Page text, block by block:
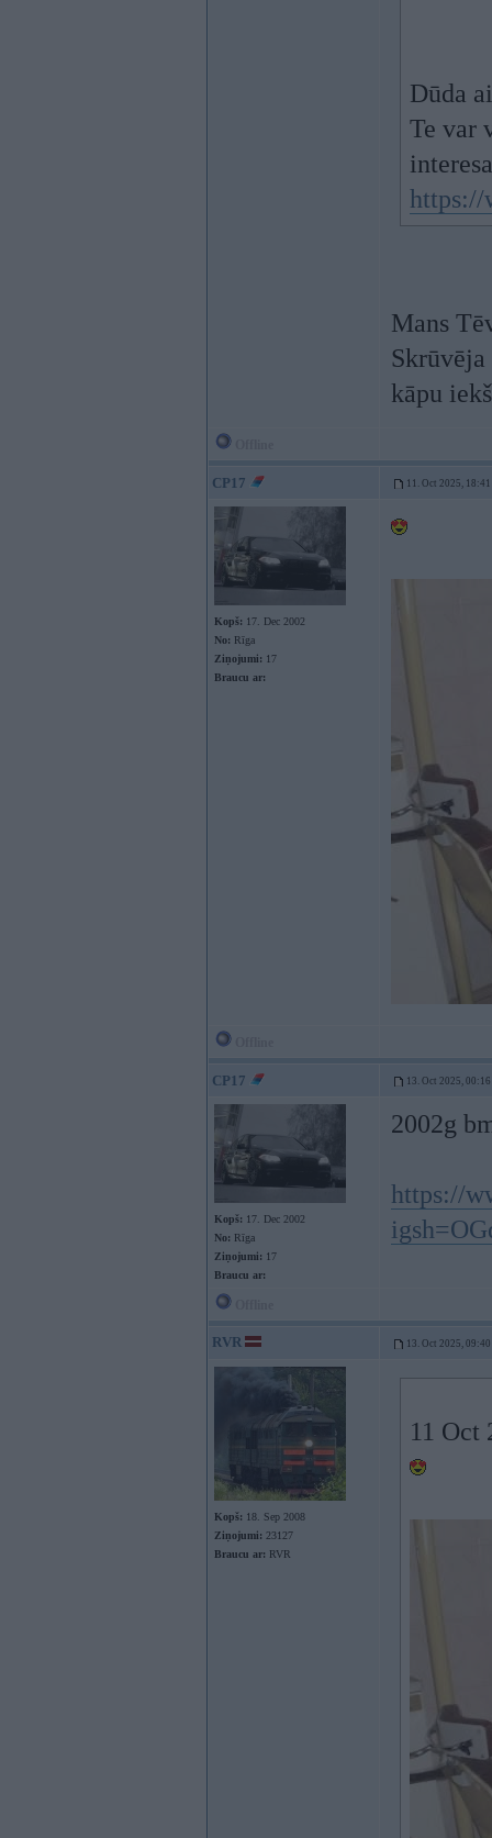
Dūda
Te var
https://
Mans
kāpu
CP17 11. Oct 2025, 18:41
Kopš: 17. Dec 2002
No: Rīga
Ziņojumi: 17
Braucu ar:
CP17 13. Oct 2025, 00:16
Kopš: 17. Dec 2002
No: Rīga
Ziņojumi: 17
Braucu ar:
2002g
https://
RVR 13. Oct 2025, 09:40
Kopš: 18. Sep 2008
Ziņojumi: 23127
Braucu ar: RVR
11 Oct